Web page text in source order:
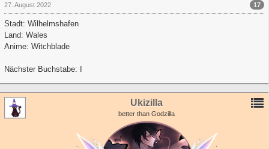
17
27. August 2022
Stadt: Wilhelmshafen
Land: Wales
Anime: Witchblade
Nächster Buchstabe: I
Ukizilla
better than Godzilla